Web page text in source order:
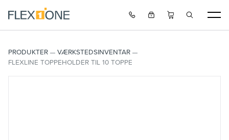
PRODUKTER
VÆRKSTEDSINVENTAR
FLEXLINE TOPPEHOLDER TIL 10 TOPPE